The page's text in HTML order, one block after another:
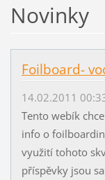
Novinky
Foilboard-
14.02.2011
Tento webík
info o
využití tohoto
příspěvky jsou